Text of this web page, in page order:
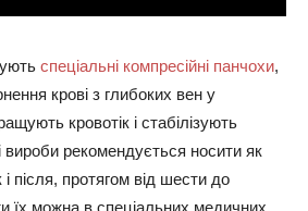
спеціальні компресійні панчохи,
крові з глибоких вен у
кровотік і стабілізують
вироби рекомендується носити як
і після, протягом від шести до
їх можна в спеціальних медичних